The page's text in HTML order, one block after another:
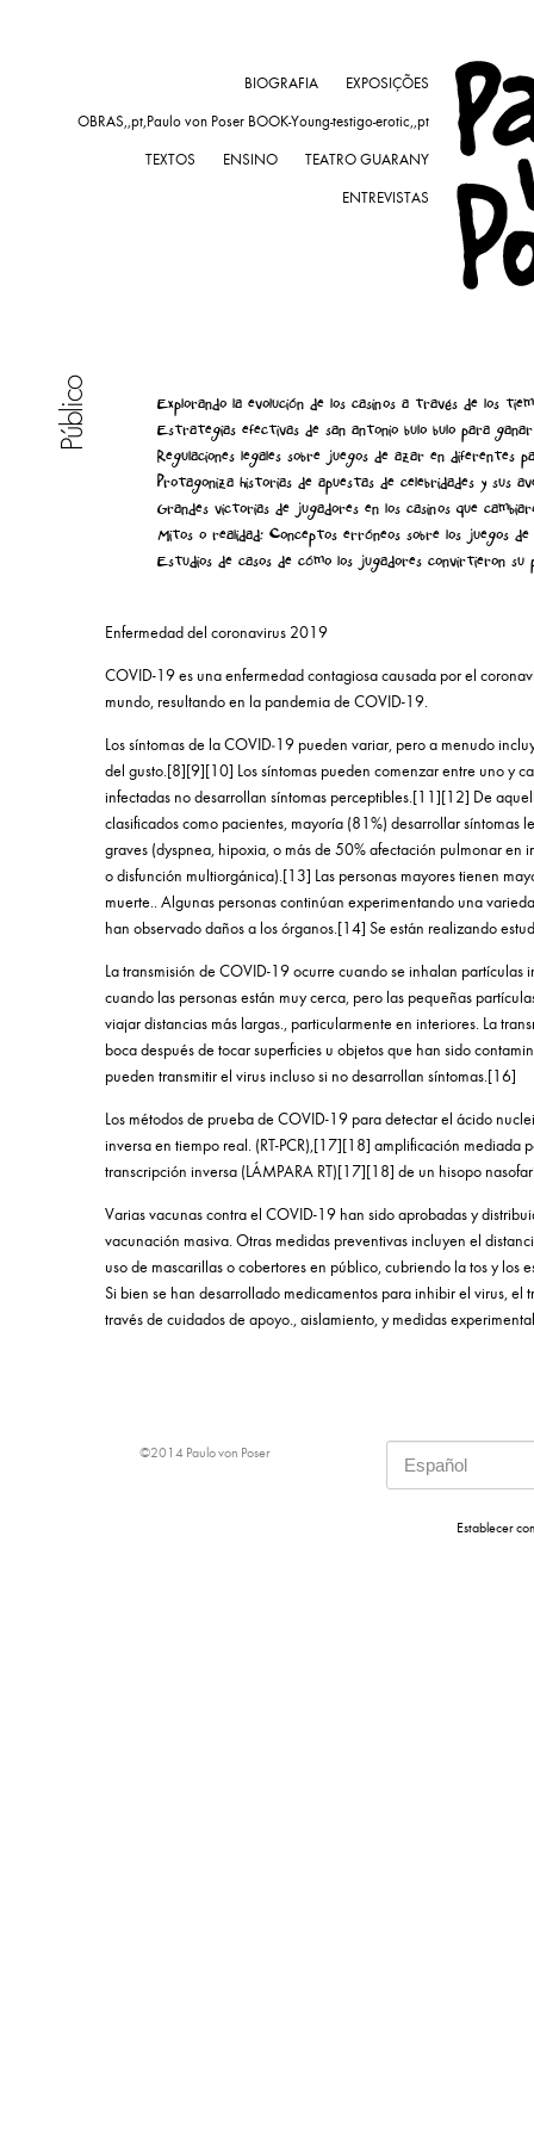
BIOGRAFIA EXPOSIÇÕES
OBRAS,,pt,Paulo von Poser BOOK-Young-testigo-erotic,,pt
TEXTOS ENSINO TEATRO GUARANY
ENTREVISTAS
Público
Explorando la evolución de los casinos a través de los
Estrategias efectivas de san antonio bulo bulo para
Regulaciones legales sobre juegos de azar en diferentes
Protagoniza historias de apuestas de celebridades y sus
Grandes victorias de jugadores en los casinos que
Mitos o realidad: Conceptos erróneos sobre los juegos
Estudios de casos de cómo los jugadores convirtieron su
Enfermedad del coronavirus 2019
COVID-19 es una enfermedad contagiosa causada por el
mundo, resultando en la pandemia de COVID-19.
Los síntomas de la COVID‑19 pueden variar, pero a menudo
del gusto.[8][9][10] Los síntomas pueden comenzar entre uno y
infectadas no desarrollan síntomas perceptibles.[11][12] De
clasificados como pacientes, mayoría (81%) desarrollar síntomas
graves (dyspnea, hipoxia, o más de 50% afectación pulmonar en
o disfunción multiorgánica).[13] Las personas mayores tienen
muerte.. Algunas personas continúan experimentando una
han observado daños a los órganos.[14] Se están realizando
La transmisión de COVID-19 ocurre cuando se inhalan partículas
cuando las personas están muy cerca, pero las pequeñas
viajar distancias más largas., particularmente en interiores. La
boca después de tocar superficies u objetos que han sido
pueden transmitir el virus incluso si no desarrollan síntomas.[16]
Los métodos de prueba de COVID-19 para detectar el ácido
inversa en tiempo real. (RT-PCR),[17][18] amplificación
transcripción inversa (LÁMPARA RT)[17][18] de un hisopo
Varias vacunas contra el COVID-19 han sido aprobadas y
vacunación masiva. Otras medidas preventivas incluyen el
uso de mascarillas o cobertores en público, cubriendo la tos y los
Si bien se han desarrollado medicamentos para inhibir el virus,
través de cuidados de apoyo., aislamiento, y medidas
©2014 Paulo von Poser
Establecer